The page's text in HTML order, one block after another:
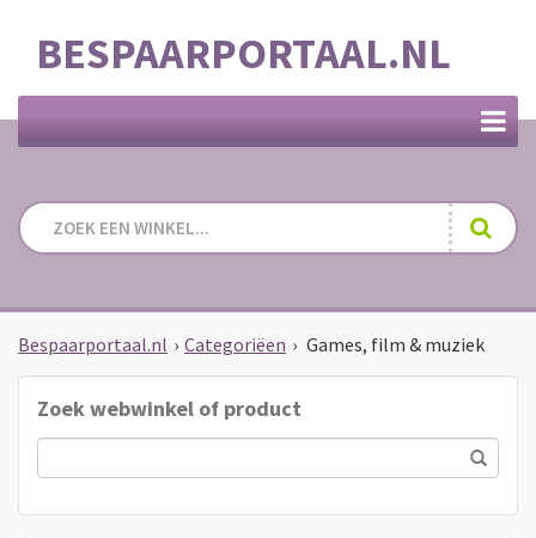
BESPAARPORTAAL.NL
Bespaarportaal.nl › Categoriëen › Games, film & muziek
Zoek webwinkel of product